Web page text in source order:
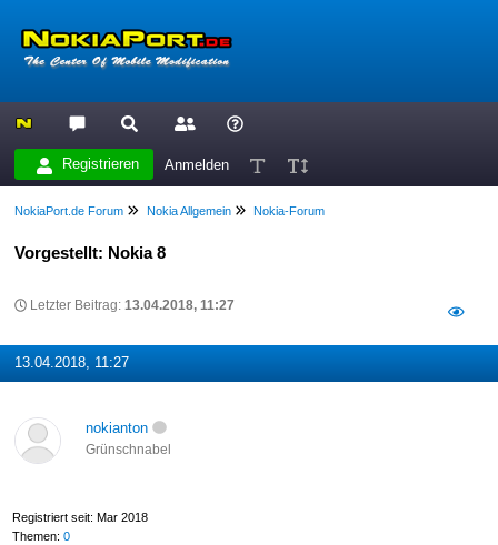
Registrieren Anmelden
NokiaPort.de Forum Nokia Allgemein Nokia-Forum
Vorgestellt: Nokia 8
Letzter Beitrag: 13.04.2018, 11:27
13.04.2018, 11:27
nokianton
Grünschnabel
Registriert seit: Mar 2018
Themen: 0